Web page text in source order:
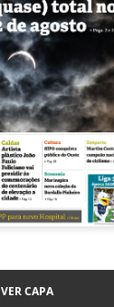
VER CAPA